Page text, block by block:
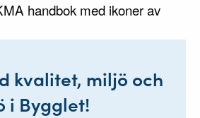
kvalitet, miljö och
i Bygglet!